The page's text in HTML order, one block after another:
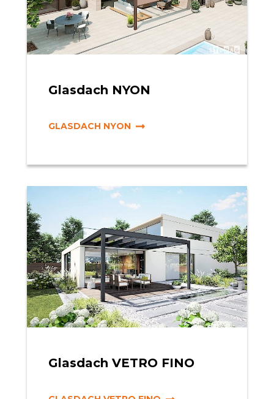
Glasdach NYON
GLASDACH NYON
Glasdach VETRO FINO